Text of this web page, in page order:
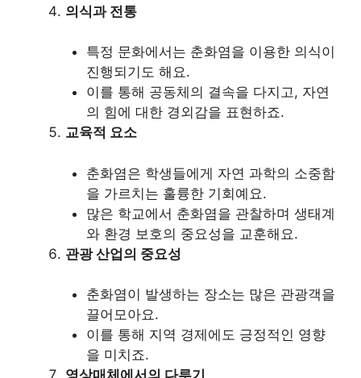
의식과 전통
특정 문화에서는 춘화염을 이용한 의식이
진행되기도 해요.
이를 통해 공동체의 결속을 다지고, 자연
의 힘에 대한 경외감을 표현하죠.
교육적 요소
춘화염은 학생들에게 자연 과학의 소중함
을 가르치는 훌륭한 기회예요.
많은 학교에서 춘화염을 관찰하며 생태계
와 환경 보호의 중요성을 교훈해요.
관광 산업의 중요성
춘화염이 발생하는 장소는 많은 관광객을
끌어모아요.
이를 통해 지역 경제에도 긍정적인 영향
을 미치죠.